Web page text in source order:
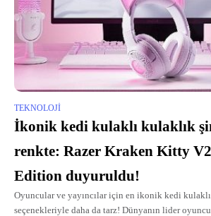
TEKNOLOJI
İkonik kedi kulaklı kulaklık
renkte: Razer Kraken Kitty
Edition duyuruldu!
Oyuncular ve yayıncılar için en ikonik kedi
seçenekleriyle daha da tarz! Dünyanın lider oyuncu